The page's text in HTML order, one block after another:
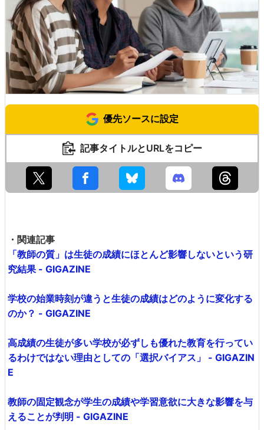
優先ソースに設定
記事タイトルとURLをコピー
・関連記事
「教師の質」は生徒の成績にほとんど影響しないという研
究結果 - GIGAZINE
学校の始業時刻が違うと生徒の成績はどのように変化する
のか？ - GIGAZINE
高成績の生徒が多い学校が必ずしも優れた教育を行ってい
るわけではない理由としての「選択バイアス」 - GIGAZIN
E
教師の固定観念が学生の成績や学習意欲に大きな影響を与
えることが判明 - GIGAZINE